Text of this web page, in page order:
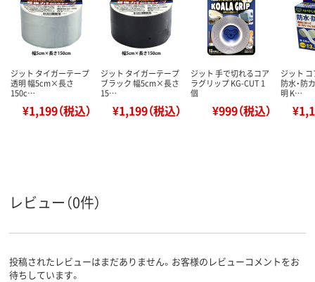
ジット タイガーテープ
透明 幅5cm×長さ
150c…
¥1,199（税込）
ジット タイガーテープ
ブラック 幅5cm×長さ
15…
¥1,199（税込）
ジット 手で切れるコア
ラグリップ KG-CUT 1
個
¥999（税込）
ジット
防水・防
明 K…
レビュー（0件）
投稿されたレビューはまだありません。お客様のレビューコメントをお
待ちしています。